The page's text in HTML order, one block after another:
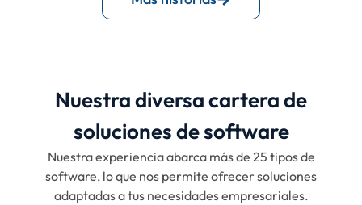
Nuestra diversa cartera de
soluciones de software
Nuestra experiencia abarca más de 25 tipos de
software, lo que nos permite ofrecer soluciones
adaptadas a tus necesidades empresariales.